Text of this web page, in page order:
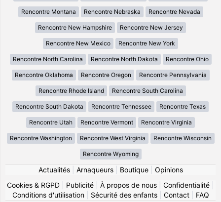
Rencontre Montana Rencontre Nebraska Rencontre Nevada
Rencontre New Hampshire Rencontre New Jersey
Rencontre New Mexico Rencontre New York
Rencontre North Carolina Rencontre North Dakota Rencontre Ohio
Rencontre Oklahoma Rencontre Oregon Rencontre Pennsylvania
Rencontre Rhode Island Rencontre South Carolina
Rencontre South Dakota Rencontre Tennessee Rencontre Texas
Rencontre Utah Rencontre Vermont Rencontre Virginia
Rencontre Washington Rencontre West Virginia Rencontre Wisconsin
Rencontre Wyoming
Actualités| Arnaqueurs| Boutique| Opinions
Cookies & RGPD
Publicité À propos de nous Confidentialité
Conditions d'utilisation| Sécurité des enfants| Contact| FAQ